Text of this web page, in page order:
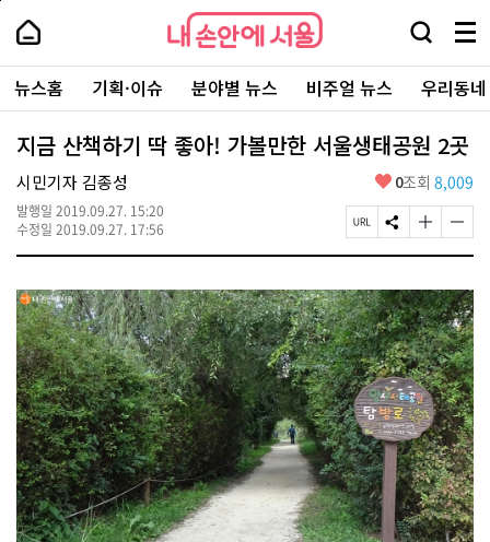
본
로
가
내
손
안
에
서
울
-
서
울
시
대
표
소
포
털
내
손
에
울
검
창
열
기
메
뉴
전
체
보
기
주
요
서
뉴스홈 기획·이슈 분야별 뉴스 비주얼 뉴스 우리동
지금 산책하기 딱 좋아! 가볼만한 서울생태공원 2곳
시민기자 김종성
발행일 2019.09.27. 15:20
수정일 2019.09.27. 17:56
좋
요
0조회 8,009
페
이
U
R
L
복
사
S
N
공
유
하
기
글
자
기
크
게
변
경
하
기
글
자
기
작
게
변
경
하
기
페
상
단
로